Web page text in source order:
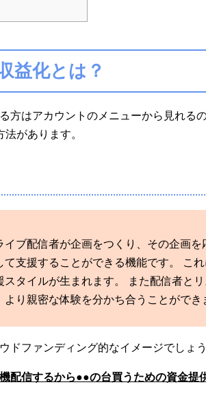
益化とは？
方はアカウントのメニューから見れる
があります。
イブ配信者が企画をつくり、その企画
て支援することができる機能です。 こ
スタイルが生まれます。 また配信者と
り親密な体験を分かち合うことができ
ドファンディング的なイメージでしょう
配信するから●●の台買うための資金提